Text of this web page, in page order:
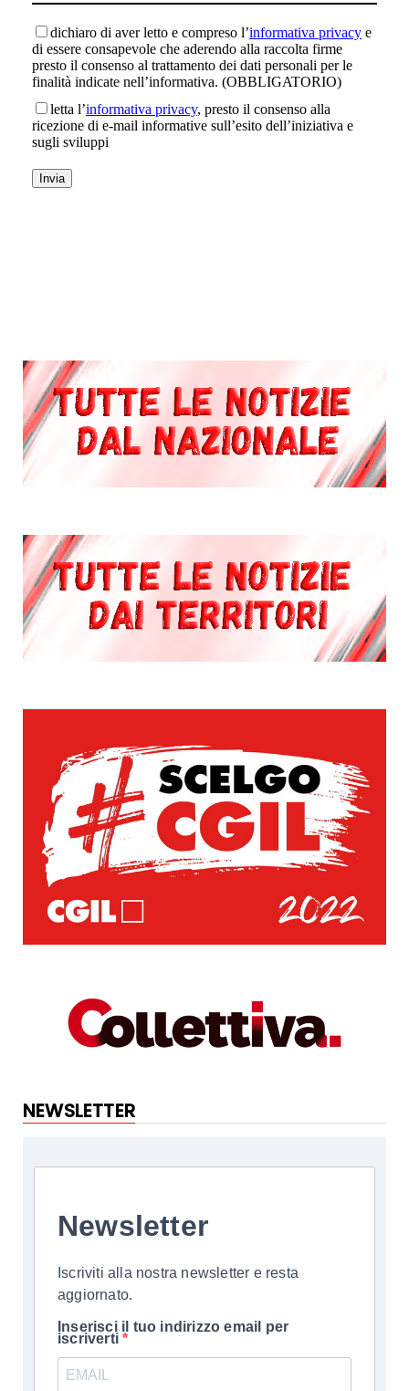
NEWSLETTER
Newsletter
Iscriviti alla nostra newsletter e resta
aggiornato.
Inserisci il tuo indirizzo email per
iscriverti